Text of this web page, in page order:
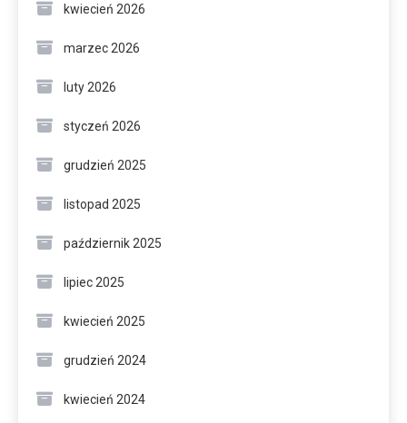
kwiecień 2026
marzec 2026
luty 2026
styczeń 2026
grudzień 2025
listopad 2025
październik 2025
lipiec 2025
kwiecień 2025
grudzień 2024
kwiecień 2024